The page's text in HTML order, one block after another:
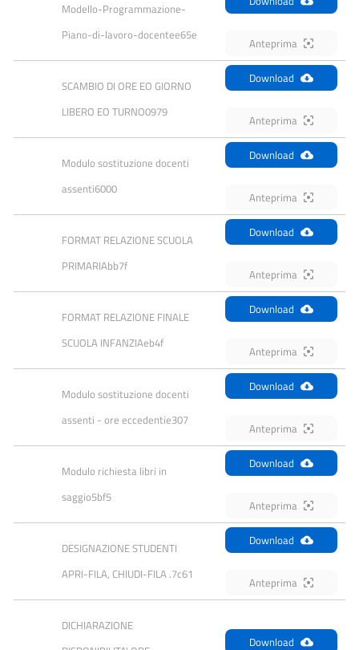
Modello-Programmazione-
Piano-di-lavoro-docentee65e
Anteprima
SCAMBIO DI ORE EO GIORNO
LIBERO EO TURNO0979
Download
Anteprima
Modulo sostituzione docenti
assenti6000
Download
Anteprima
FORMAT RELAZIONE SCUOLA
PRIMARIAbb7f
Download
Anteprima
FORMAT RELAZIONE FINALE
SCUOLA INFANZIAeb4f
Download
Anteprima
Modulo sostituzione docenti
assenti - ore eccedentie307
Download
Anteprima
Modulo richiesta libri in
saggio5bf5
Download
Anteprima
DESIGNAZIONE STUDENTI
APRI-FILA, CHIUDI-FILA .7c61
Download
Anteprima
DICHIARAZIONE
Download